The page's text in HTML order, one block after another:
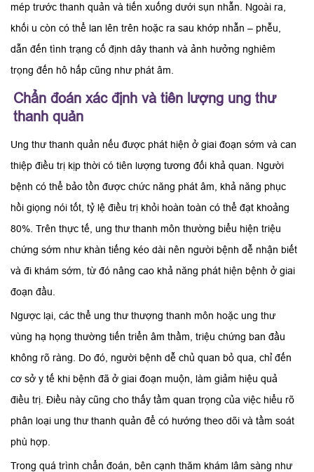
mép trước thanh quản và tiến xuống dưới sụn nhẫn. Ngoài ra,
khối u còn có thể lan lên trên hoặc ra sau khớp nhẫn – phễu,
dẫn đến tình trạng cố định dây thanh và ảnh hưởng nghiêm
trọng đến hô hấp cũng như phát âm.
Chẩn đoán xác định và tiên lượng ung thư
thanh quản
Ung thư thanh quản nếu được phát hiện ở giai đoạn sớm và can
thiệp điều trị kịp thời có tiên lượng tương đối khả quan. Người
bệnh có thể bảo tồn được chức năng phát âm, khả năng phục
hồi giọng nói tốt, tỷ lệ điều trị khỏi hoàn toàn có thể đạt khoảng
80%. Trên thực tế, ung thư thanh môn thường biểu hiện triệu
chứng sớm như khàn tiếng kéo dài nên người bệnh dễ nhận biết
và đi khám sớm, từ đó nâng cao khả năng phát hiện bệnh ở giai
đoạn đầu.
Ngược lại, các thể ung thư thượng thanh môn hoặc ung thư
vùng hạ họng thường tiến triển âm thầm, triệu chứng ban đầu
không rõ ràng. Do đó, người bệnh dễ chủ quan bỏ qua, chỉ đến
cơ sở y tế khi bệnh đã ở giai đoạn muộn, làm giảm hiệu quả
điều trị. Điều này cũng cho thấy tầm quan trọng của việc hiểu rõ
phân loại ung thư thanh quản để có hướng theo dõi và tầm soát
phù hợp.
Trong quá trình chẩn đoán, bên cạnh thăm khám lâm sàng như